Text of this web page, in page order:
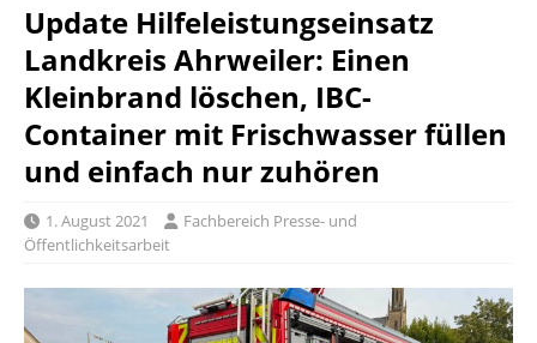
Update Hilfeleistungseinsatz
Landkreis Ahrweiler: Einen
Kleinbrand löschen, IBC-
Container mit Frischwasser füllen
und einfach nur zuhören
1. August 2021
Fachbereich Presse- und
Öffentlichkeitsarbeit
Roxheim: Unklare
Sprendlingen: Überörtliche Hilfe bei